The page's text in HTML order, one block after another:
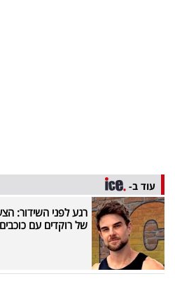
המילון
הכלכלי
פודקאסט
40
עוד ב-
רגע לפני השידור:
של רוקדים עם כוכבים